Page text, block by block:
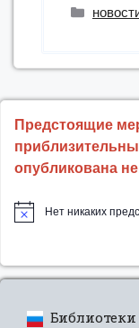
Предстоящие
опубликована
Нет никаких